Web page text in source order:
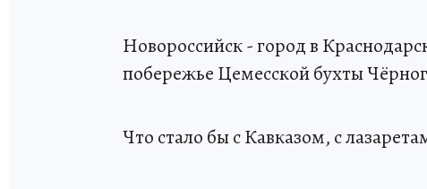
Новороссийск - город в
побережье Цемесской бухты
Что стало бы с Кавказом, с